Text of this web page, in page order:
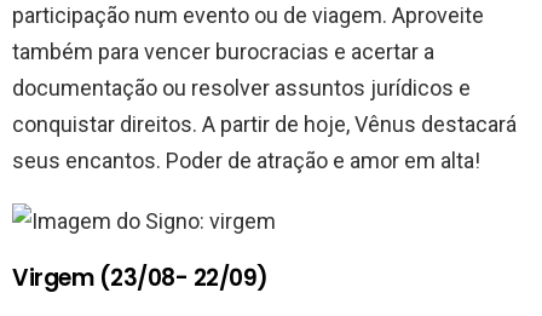
participação num evento ou de viagem. Aproveite
também para vencer burocracias e acertar a
documentação ou resolver assuntos jurídicos e
conquistar direitos. A partir de hoje, Vênus destacará
seus encantos. Poder de atração e amor em alta!
Virgem (23/08- 22/09)